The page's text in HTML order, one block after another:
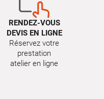
RENDEZ-VOUS
DEVIS EN LIGNE
Réservez votre
prestation
atelier en ligne